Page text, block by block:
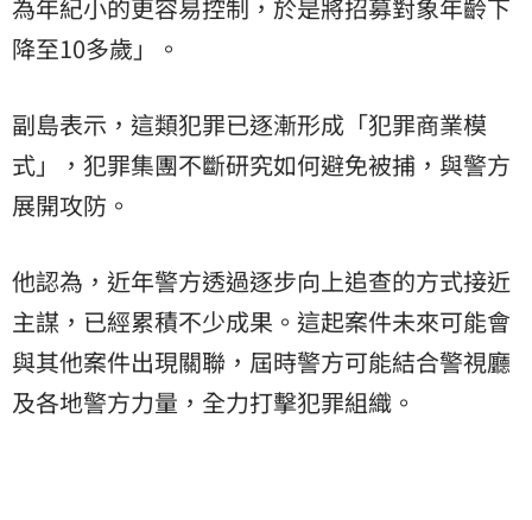
為年紀小的更容易控制，於是將招募對象年齡下
降至10多歲」。
副島表示，這類犯罪已逐漸形成「犯罪商業模
式」，犯罪集團不斷研究如何避免被捕，與警方
展開攻防。
他認為，近年警方透過逐步向上追查的方式接近
主謀，已經累積不少成果。這起案件未來可能會
與其他案件出現關聯，屆時警方可能結合警視廳
及各地警方力量，全力打擊犯罪組織。